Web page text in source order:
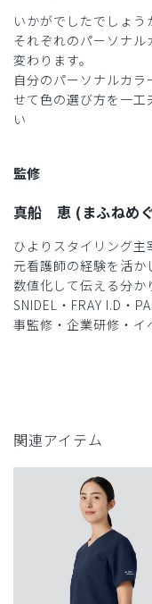
いかがでしたでしょう
それぞれのパーソナル
変わります。
自分のパーソナルカ
せて色の選び方を一工
い
監修
真船 恵 (まふねめ
ひよりスタイリング主
元看護師の経験を活か
数値化して伝える分か
SNIDEL・FRAY I.D・
事監修・企業研修・イ
関連アイテム